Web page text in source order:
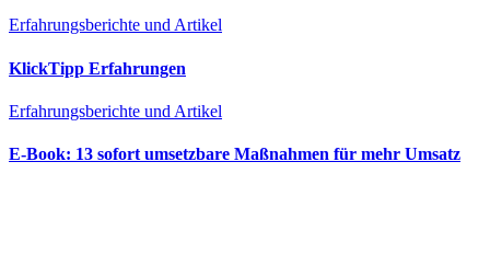
Erfahrungsberichte und Artikel
KlickTipp Erfahrungen
Erfahrungsberichte und Artikel
E‑Book: 13 sofort umsetzbare Maßnahmen für mehr Umsatz